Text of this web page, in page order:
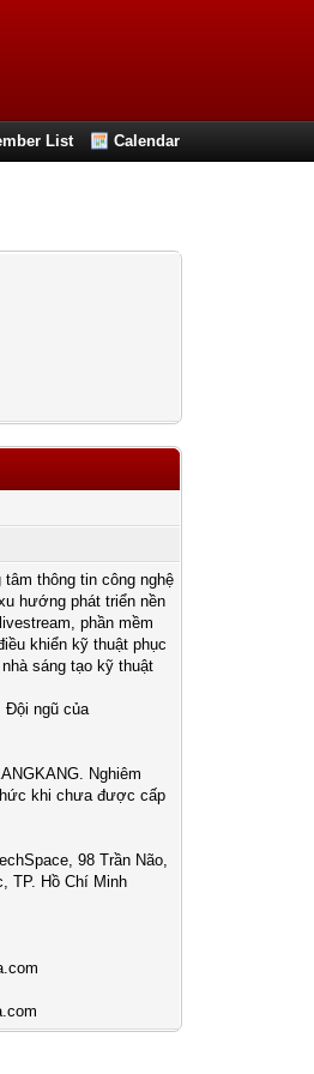
List Calendar
tâm thông tin công nghệ
hướng phát triển nền
phần mềm
khiển kỹ thuật phục
sáng tạo kỹ thuật
Đội ngũ của
Nghiêm
khi chưa được cấp
98 Trần Não,
TP. Hồ Chí Minh